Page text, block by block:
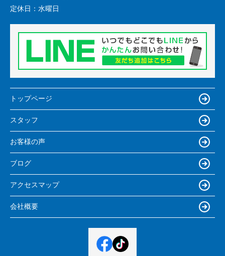
定休日： 水曜日
トップページ
スタッフ
お客様の声
ブログ
アクセスマップ
会社概要